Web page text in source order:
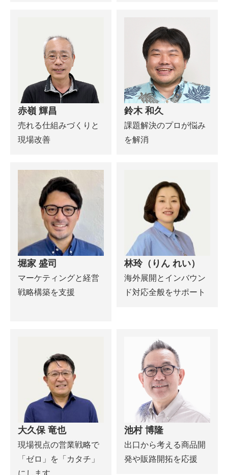
赤嶺 輝昌
売れる仕組みづくりと
現場改善
鈴木 和久
課題解決のプロが悩み
を解消
堀家 盛司
マーケティングと経営
戦略構築を支援
林玲（りん れい）
海外展開とインバウン
ド対応全般をサポート
大久保 竜也
現場視点の営業戦略で
「ゼロ」を「カタチ」
にします
池村 博隆
出口から考える商品開
発や販路開拓を応援